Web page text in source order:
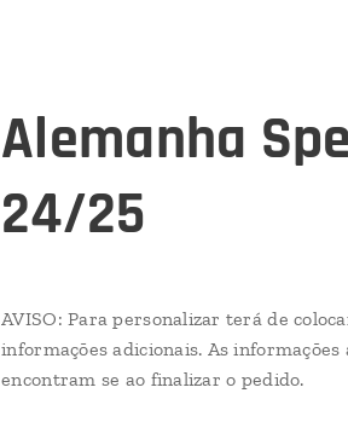
Alemanha
24/25
AVISO: Para personalizar terá de
informações adicionais. As informações
encontram se ao finalizar o pedido.